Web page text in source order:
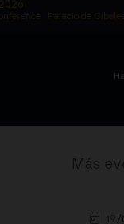
· Palacio de Cibeles